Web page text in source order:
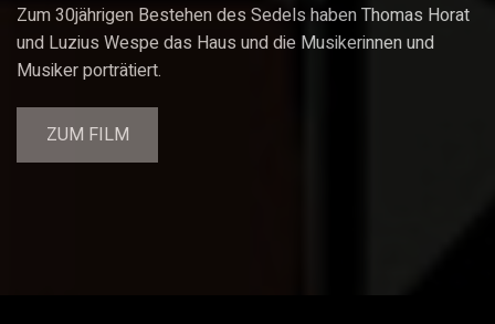
Zum 30jährigen Bestehen des Sedels haben Thomas Horat
und Luzius Wespe das Haus und die Musikerinnen und
Musiker porträtiert.
ZUM FILM